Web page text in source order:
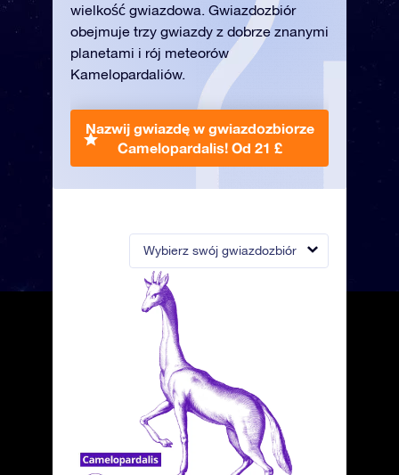
Wybierz swój gwiazdozbiór
wielkość gwiazdowa. Gwiazdozbiór
obejmuje trzy gwiazdy z dobrze znanymi
planetami i rój meteorów
Kamelopardaliów.
Nazwij gwiazdę w gwiazdozbiorze
Camelopardalis! Od 21 £